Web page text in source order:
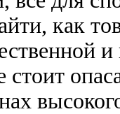
как